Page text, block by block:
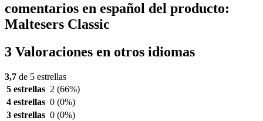
comentarios en español del producto:
Maltesers Classic
3 Valoraciones en otros idiomas
3,7 de 5 estrellas
5 estrellas 2 (66%)
4 estrellas 0 (0%)
3 estrellas 0 (0%)